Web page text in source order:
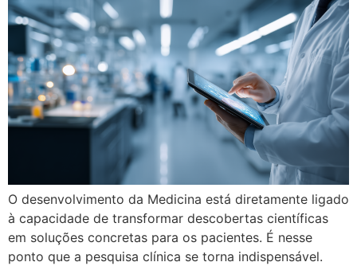
O desenvolvimento da Medicina está diretamente ligado
à capacidade de transformar descobertas científicas
em soluções concretas para os pacientes. É nesse
ponto que a pesquisa clínica se torna indispensável.